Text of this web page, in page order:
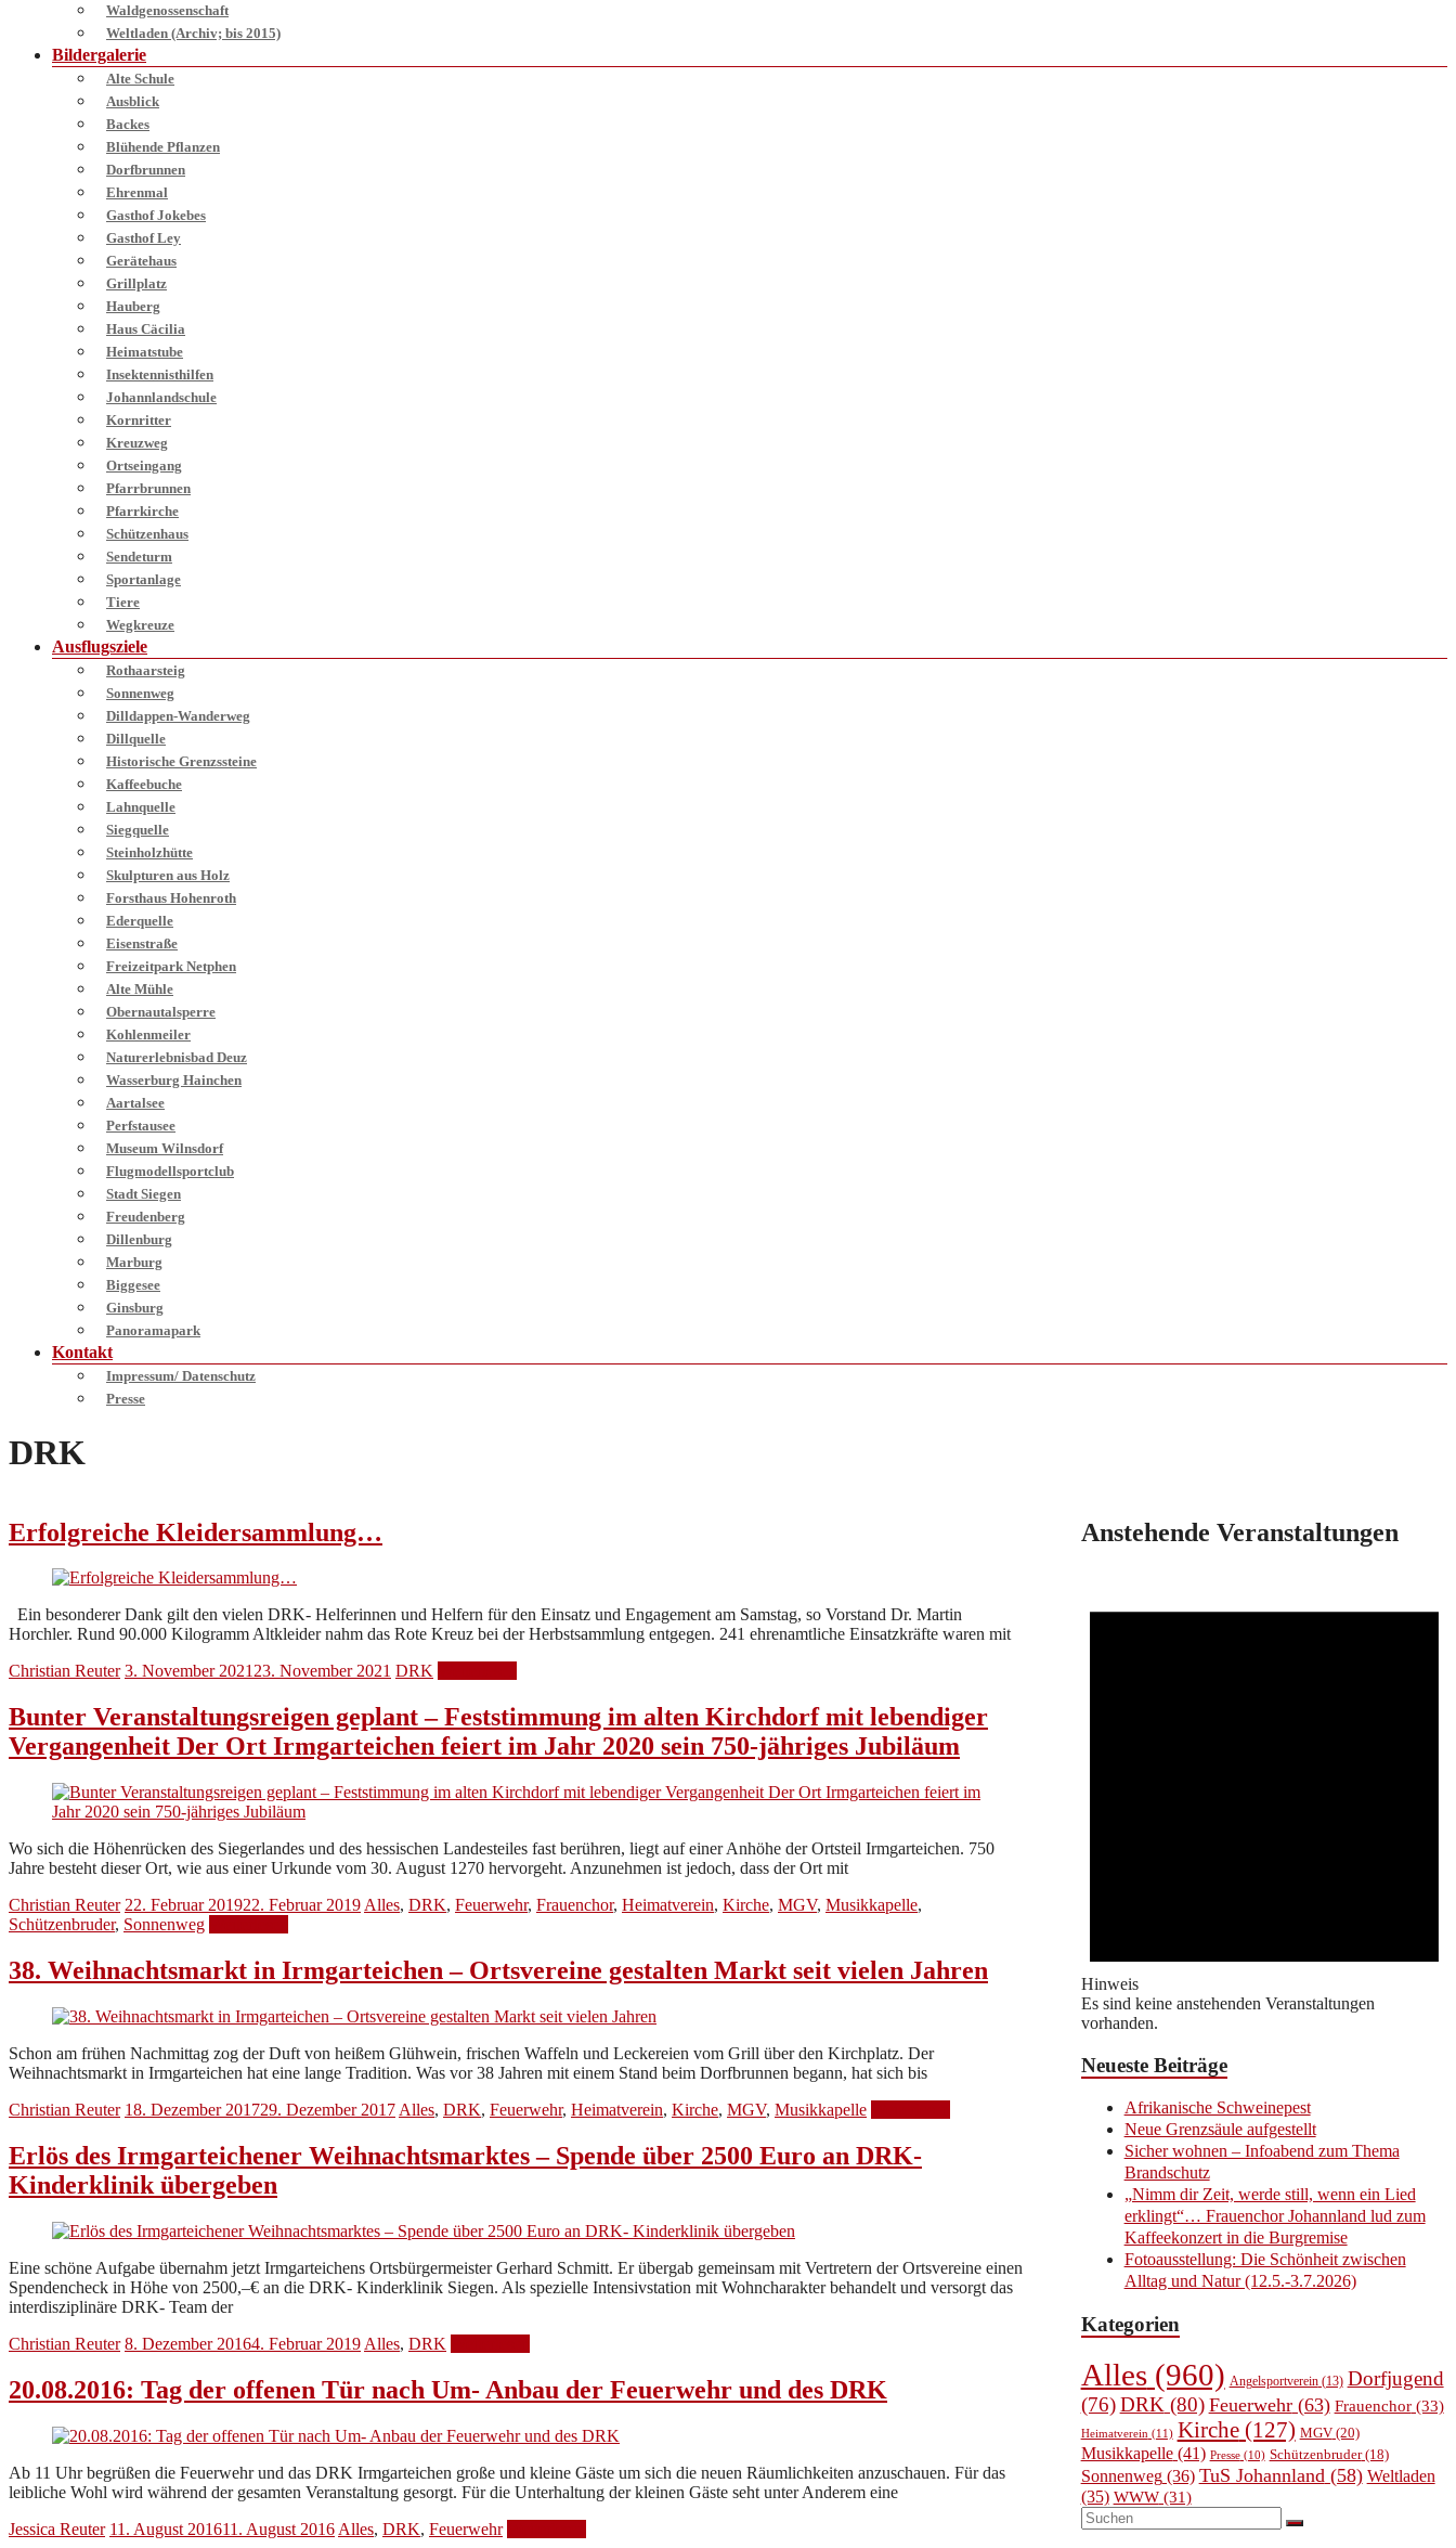
Waldgenossenschaft
Weltladen (Archiv; bis 2015)
Bildergalerie
Alte Schule
Ausblick
Backes
Blühende Pflanzen
Dorfbrunnen
Ehrenmal
Gasthof Jokebes
Gasthof Ley
Gerätehaus
Grillplatz
Hauberg
Haus Cäcilia
Heimatstube
Insektennisthilfen
Johannlandschule
Kornritter
Kreuzweg
Ortseingang
Pfarrbrunnen
Pfarrkirche
Schützenhaus
Sendeturm
Sportanlage
Tiere
Wegkreuze
Ausflugsziele
Rothaarsteig
Sonnenweg
Dilldappen-Wanderweg
Dillquelle
Historische Grenzssteine
Kaffeebuche
Lahnquelle
Siegquelle
Steinholzhütte
Skulpturen aus Holz
Forsthaus Hohenroth
Ederquelle
Eisenstraße
Freizeitpark Netphen
Alte Mühle
Obernautalsperre
Kohlenmeiler
Naturerlebnisbad Deuz
Wasserburg Hainchen
Aartalsee
Perfstausee
Museum Wilnsdorf
Flugmodellsportclub
Stadt Siegen
Freudenberg
Dillenburg
Marburg
Biggesee
Ginsburg
Panoramapark
Kontakt
Impressum/ Datenschutz
Presse
DRK
Erfolgreiche Kleidersammlung…
Ein besonderer Dank gilt den vielen DRK- Helferinnen und Helfern für den Einsatz und Engagement am Samstag, so Vorstand Dr. Martin
Horchler. Rund 90.000 Kilogramm Altkleider nahm das Rote Kreuz bei der Herbstsammlung entgegen. 241 ehrenamtliche Einsatzkräfte waren mit
Christian Reuter 3. November 202123. November 2021 DRK
Bunter Veranstaltungsreigen geplant – Feststimmung im alten Kirchdorf mit lebendiger
Vergangenheit Der Ort Irmgarteichen feiert im Jahr 2020 sein 750-jähriges Jubiläum
Wo sich die Höhenrücken des Siegerlandes und des hessischen Landesteiles fast berühren, liegt auf einer Anhöhe der Ortsteil Irmgarteichen. 750
Jahre besteht dieser Ort, wie aus einer Urkunde vom 30. August 1270 hervorgeht. Anzunehmen ist jedoch, dass der Ort mit
Christian Reuter 22. Februar 201922. Februar 2019 Alles, DRK, Feuerwehr, Frauenchor, Heimatverein, Kirche, MGV, Musikkapelle,
Schützenbruder, Sonnenweg
38. Weihnachtsmarkt in Irmgarteichen – Ortsvereine gestalten Markt seit vielen Jahren
Schon am frühen Nachmittag zog der Duft von heißem Glühwein, frischen Waffeln und Leckereien vom Grill über den Kirchplatz. Der
Weihnachtsmarkt in Irmgarteichen hat eine lange Tradition. Was vor 38 Jahren mit einem Stand beim Dorfbrunnen begann, hat sich bis
Christian Reuter 18. Dezember 201729. Dezember 2017 Alles, DRK, Feuerwehr, Heimatverein, Kirche, MGV, Musikkapelle
Erlös des Irmgarteichener Weihnachtsmarktes – Spende über 2500 Euro an DRK-
Kinderklinik übergeben
Eine schöne Aufgabe übernahm jetzt Irmgarteichens Ortsbürgermeister Gerhard Schmitt. Er übergab gemeinsam mit Vertretern der Ortsvereine einen
Spendencheck in Höhe von 2500,–€ an die DRK- Kinderklinik Siegen. Als spezielle Intensivstation mit Wohncharakter behandelt und versorgt das
interdisziplinäre DRK- Team der
Christian Reuter 8. Dezember 20164. Februar 2019 Alles, DRK
20.08.2016: Tag der offenen Tür nach Um- Anbau der Feuerwehr und des DRK
Ab 11 Uhr begrüßen die Feuerwehr und das DRK Irmgarteichen große und kleine Gäste um sich die neuen Räumlichkeiten anzuschauen. Für das
leibliche Wohl wird während der gesamten Veranstaltung gesorgt. Für die Unterhaltung der kleinen Gäste seht unter Anderem eine
Jessica Reuter 11. August 201611. August 2016 Alles, DRK, Feuerwehr
Anstehende Veranstaltungen
Hinweis
Es sind keine anstehenden Veranstaltungen
vorhanden.
Neueste Beiträge
Afrikanische Schweinepest
Neue Grenzsäule aufgestellt
Sicher wohnen – Infoabend zum Thema
Brandschutz
„Nimm dir Zeit, werde still, wenn ein Lied
erklingt“… Frauenchor Johannland lud zum
Kaffeekonzert in die Burgremise
Fotoausstellung: Die Schönheit zwischen
Alltag und Natur (12.5.-3.7.2026)
Kategorien
Alles(960) Angelsportverein(13) Dorfjugend
(76) DRK (80) Feuerwehr(63) Frauenchor(33)
Heimatverein (11) Kirche(127) MGV(20)
Musikkapelle(41) Presse(10) Schützenbruder(18)
Sonnenweg(36) TuS Johannland (58) Weltladen
(35) WWW(31)